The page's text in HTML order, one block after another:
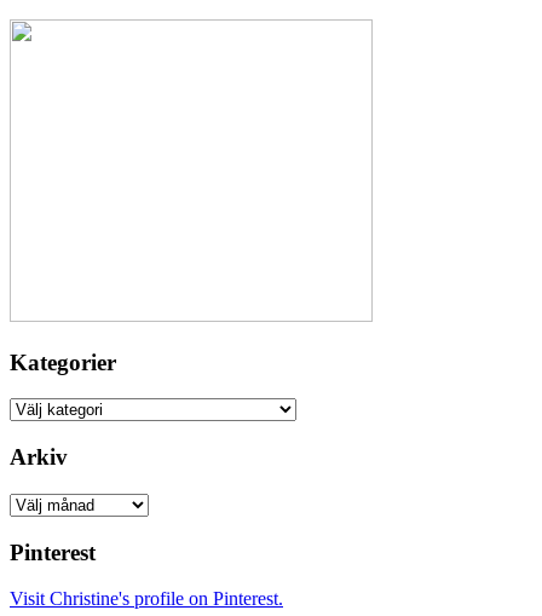
Kategorier
Kategorier
Arkiv
Arkiv
Pinterest
Visit Christine's profile on Pinterest.